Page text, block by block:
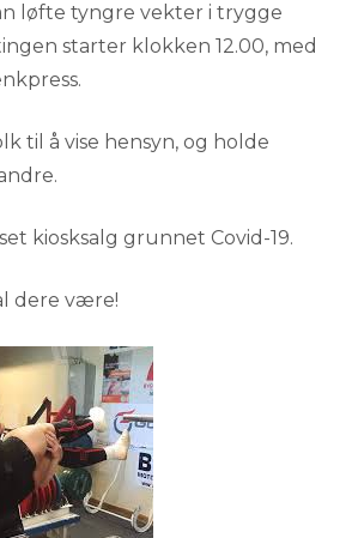
løfte tyngre vekter i trygge
starter klokken 12.00, med
til å vise hensyn, og holde
kiosksalg grunnet Covid-19.
dere være!